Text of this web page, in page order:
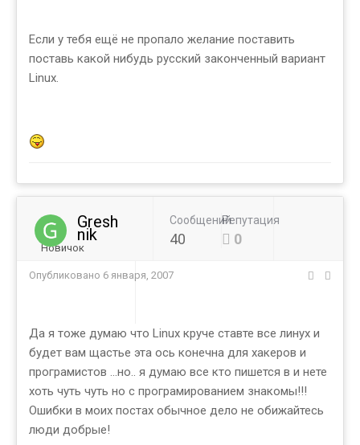
Если у тебя ещё не пропало желание поставить
поставь какой нибудь русский законченный вариант
Linux.
Gresh
nik
Новичок
Сообщений
40
Репутация
0
Опубликовано 6 января, 2007
Да я тоже думаю что Linux круче ставте все линух и
будет вам щастье эта ось конечна для хакеров и
програмистов ...но.. я думаю все кто пишется в и нете
хоть чуть чуть но с програмированием знакомы!!!
Ошибки в моих постах обычное дело не обижайтесь
люди добрые!